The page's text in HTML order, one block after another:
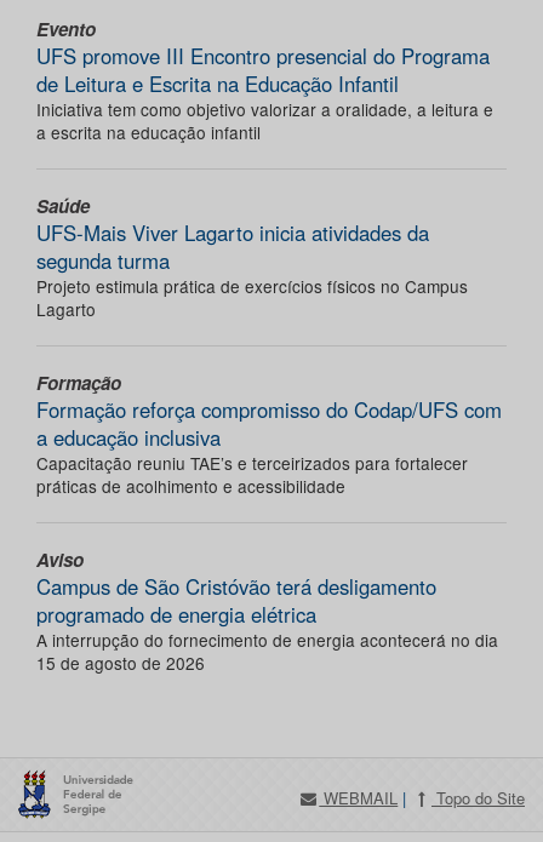
Evento
UFS promove III Encontro presencial do Programa
de Leitura e Escrita na Educação Infantil
Iniciativa tem como objetivo valorizar a oralidade, a leitura e
a escrita na educação infantil
Saúde
UFS-Mais Viver Lagarto inicia atividades da
segunda turma
Projeto estimula prática de exercícios físicos no Campus
Lagarto
Formação
Formação reforça compromisso do Codap/UFS com
a educação inclusiva
Capacitação reuniu TAE’s e terceirizados para fortalecer
práticas de acolhimento e acessibilidade
Aviso
Campus de São Cristóvão terá desligamento
programado de energia elétrica
A interrupção do fornecimento de energia acontecerá no dia
15 de agosto de 2026
WEBMAIL | Topo do Site